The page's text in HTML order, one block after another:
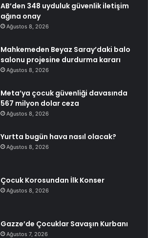
AB’den 348 uyduluk güvenlik iletişim
ağına onay
Ağustos 8, 2026
Mahkemeden Beyaz Saray’daki balo
salonu projesine durdurma kararı
Ağustos 8, 2026
Meta’ya çocuk güvenliği davasında
567 milyon dolar ceza
Ağustos 8, 2026
Yurtta bugün hava nasıl olacak?
Ağustos 8, 2026
Çocuk Korosundan İlk Konser
Ağustos 8, 2026
Gazze’de Çocuklar Savaşın Kurbanı
Ağustos 7, 2026